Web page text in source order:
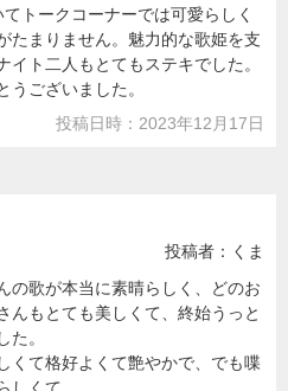
トークコーナーでは可愛らしく
たまりません。魅力的な歌姫を支
イト二人もとてもステキでした。
うございました。
投稿日時：2023年12月17日
投稿者：くま
の歌が本当に素晴らしく、どのお
んもとても美しくて、終始うっと
た。
くて格好よくて艶やかで、でも喋